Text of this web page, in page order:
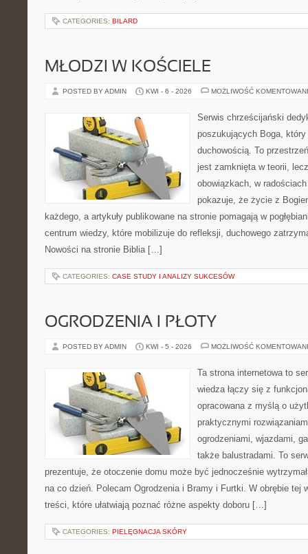
CATEGORIES: BILARD
MŁODZI W KOŚCIELE
POSTED BY ADMIN KWI - 6 - 2026 MOŻLIWOŚĆ
Serwis chrześcijański
poszukujących Boga,
duchowością. To
jest zamknięta w teorii,
obowiązkach, w
pokazuje, że życie z
każdego, a artykuły publikowane na stronie pomagają w
centrum wiedzy, które mobilizuje do refleksji, duchowego
Nowości na stronie Biblia […]
CATEGORIES: CASE STUDY I ANALIZY SUKCESÓW
OGRODZENIA I PŁOTY
POSTED BY ADMIN KWI - 5 - 2026 MOŻLIWOŚĆ
Ta strona internetowa to
wiedza łączy się z
opracowana z myślą o
praktycznymi
ogrodzeniami, wjazdami,
także balustradami. To
prezentuje, że otoczenie domu może być jednocześnie
na co dzień. Polecam Ogrodzenia i Bramy i Furtki. W obrębie tej
treści, które ułatwiają poznać różne aspekty doboru […]
CATEGORIES: PIELĘGNACJA SKÓRY